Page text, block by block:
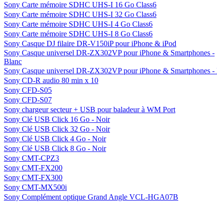
Sony Carte mémoire SDHC UHS-I 16 Go Class6
Sony Carte mémoire SDHC UHS-I 32 Go Class6
Sony Carte mémoire SDHC UHS-I 4 Go Class6
Sony Carte mémoire SDHC UHS-I 8 Go Class6
Sony Casque DJ filaire DR-V150iP pour iPhone & iPod
Sony Casque universel DR-ZX302VP pour iPhone & Smartphones -
Blanc
Sony Casque universel DR-ZX302VP pour iPhone & Smartphones
Sony CD-R audio 80 min x 10
Sony CFD-S05
Sony CFD-S07
Sony chargeur secteur + USB pour baladeur à WM Port
Sony Clé USB Click 16 Go - Noir
Sony Clé USB Click 32 Go - Noir
Sony Clé USB Click 4 Go - Noir
Sony Clé USB Click 8 Go - Noir
Sony CMT-CPZ3
Sony CMT-FX200
Sony CMT-FX300
Sony CMT-MX500i
Sony Complément optique Grand Angle VCL-HGA07B